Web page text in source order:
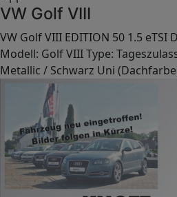
VW Golf VIII
VW Golf VIII EDITION 50 1.5 eTSI
Modell: Golf VIII Type:
Metallic / Schwarz Uni